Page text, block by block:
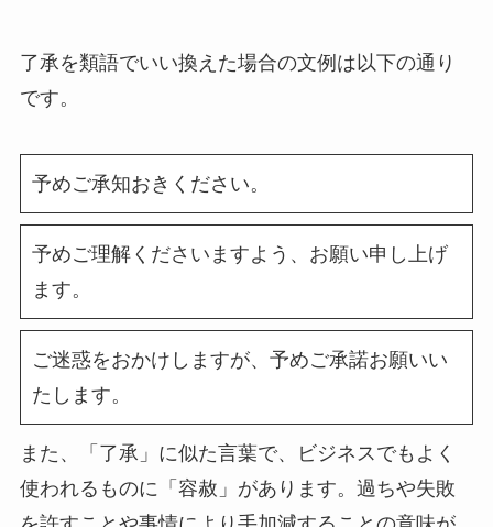
了承を類語でいい換えた場合の文例は以下の通り
です。
予めご承知おきください。
予めご理解くださいますよう、お願い申し上げ
ます。
ご迷惑をおかけしますが、予めご承諾お願いい
たします。
また、「了承」に似た言葉で、ビジネスでもよく
使われるものに「容赦」があります。過ちや失敗